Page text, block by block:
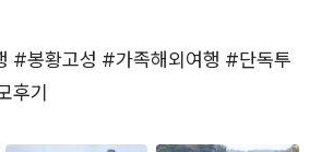
#봉황고성 #가족해외여행 #단독투
후기